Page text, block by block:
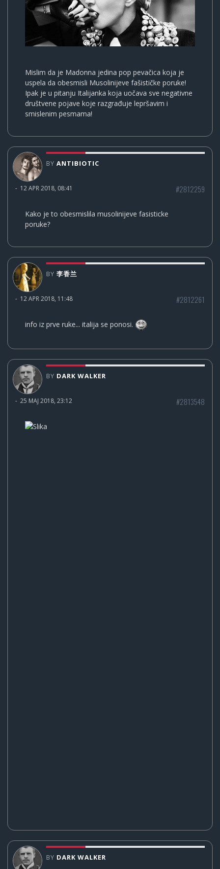
Mislim da je Madonna jedina pop pevačica koja je
uspela da obesmisli Musolinijeve fašističke poruke!
Ipak je u pitanju Italijanka koja uočava sve negativne
društvene pojave koje razgrađuje lepršavim i
smislenim pesmama!
BY ANTIBIOTIC
- 12 APR 2018, 08:41 #2812259
Kako je to obesmislila musolinijeve fasisticke
poruke?
BY 李香兰
- 12 APR 2018, 11:48 #2812261
info iz prve ruke... italija se ponosi.
BY DARK WALKER
- 25 MAJ 2018, 23:12 #2813548
BY DARK WALKER